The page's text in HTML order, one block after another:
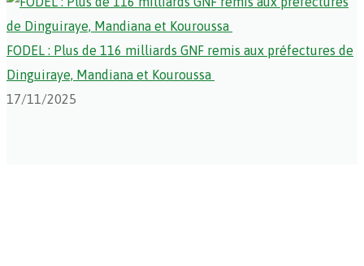
FODEL : Plus de 116 milliards GNF remis aux préfectures de
Dinguiraye, Mandiana et Kouroussa
17/11/2025